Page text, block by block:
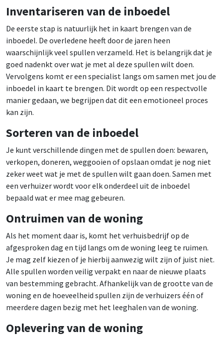
Inventariseren van de inboedel
De eerste stap is natuurlijk het in kaart brengen van de
inboedel. De overledene heeft door de jaren heen
waarschijnlijk veel spullen verzameld. Het is belangrijk dat je
goed nadenkt over wat je met al deze spullen wilt doen.
Vervolgens komt er een specialist langs om samen met jou de
inboedel in kaart te brengen. Dit wordt op een respectvolle
manier gedaan, we begrijpen dat dit een emotioneel proces
kan zijn.
Sorteren van de inboedel
Je kunt verschillende dingen met de spullen doen: bewaren,
verkopen, doneren, weggooien of opslaan omdat je nog niet
zeker weet wat je met de spullen wilt gaan doen. Samen met
een verhuizer wordt voor elk onderdeel uit de inboedel
bepaald wat er mee mag gebeuren.
Ontruimen van de woning
Als het moment daar is, komt het verhuisbedrijf op de
afgesproken dag en tijd langs om de woning leeg te ruimen.
Je mag zelf kiezen of je hierbij aanwezig wilt zijn of juist niet.
Alle spullen worden veilig verpakt en naar de nieuwe plaats
van bestemming gebracht. Afhankelijk van de grootte van de
woning en de hoeveelheid spullen zijn de verhuizers één of
meerdere dagen bezig met het leeghalen van de woning.
Oplevering van de woning